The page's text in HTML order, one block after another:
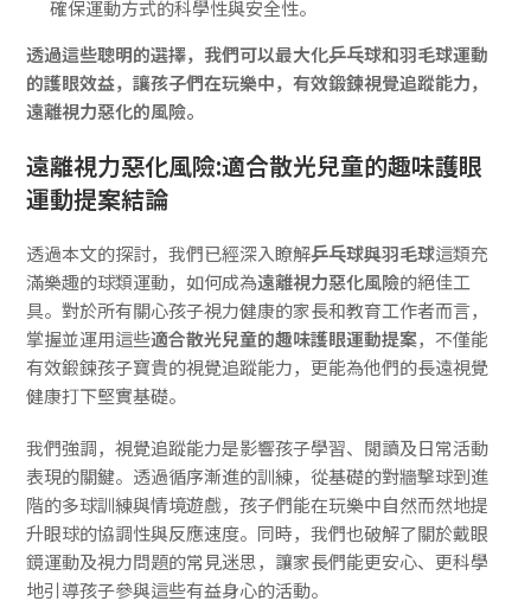
確保運動方式的科學性與安全性。
透過這些聰明的選擇，我們可以最大化乒乓球和羽毛球運動
的護眼效益，讓孩子們在玩樂中，有效鍛鍊視覺追蹤能力，
遠離視力惡化的風險。
遠離視力惡化風險:適合散光兒童的趣味護眼
運動提案結論
透過本文的探討，我們已經深入瞭解乒乓球與羽毛球這類充
滿樂趣的球類運動，如何成為遠離視力惡化風險的絕佳工
具。對於所有關心孩子視力健康的家長和教育工作者而言，
掌握並運用這些適合散光兒童的趣味護眼運動提案，不僅能
有效鍛鍊孩子寶貴的視覺追蹤能力，更能為他們的長遠視覺
健康打下堅實基礎。
我們強調，視覺追蹤能力是影響孩子學習、閱讀及日常活動
表現的關鍵。透過循序漸進的訓練，從基礎的對牆擊球到進
階的多球訓練與情境遊戲，孩子們能在玩樂中自然而然地提
升眼球的協調性與反應速度。同時，我們也破解了關於戴眼
鏡運動及視力問題的常見迷思，讓家長們能更安心、更科學
地引導孩子參與這些有益身心的活動。